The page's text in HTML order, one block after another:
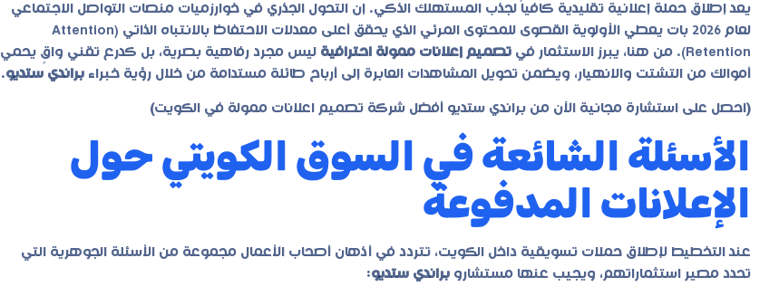
يعد إطلاق حملة إعلانية تقليدية كافياً لجذب المستهلك الذكي. إن التحول الجذري في خوارزميات منصات التواصل الاجتماعي
لعام 2026 بات يعطي الأولوية القصوى للمحتوى المرئي الذي يحقق أعلى معدلات الاحتفاظ بالانتباه الذاتي (Attention
Retention). من هنا، يبرز الاستثمار في
تصميم إعلانات ممولة احترافية ليس مجرد رفاهية بصرية، بل كدرع تقني واقٍ يحمي
أموالك من التشتت والانهيار، ويضمن تحويل المشاهدات العابرة إلى أرباح طائلة مستدامة من خلال رؤية خبراء براندي ستديو.
( احصل على استشارة مجانية الآن من براندي ستديو أفضل شركة تصميم اعلانات ممولة في الكويت)
الأسئلة الشائعة في السوق الكويتي حول
الإعلانات المدفوعة
عند التخطيط لإطلاق حملات تسويقية داخل الكويت، تتردد في أذهان أصحاب الأعمال مجموعة من الأسئلة الجوهرية التي
تحدد مصير استثماراتهم، ويجيب عنها مستشارو براندي ستديو: